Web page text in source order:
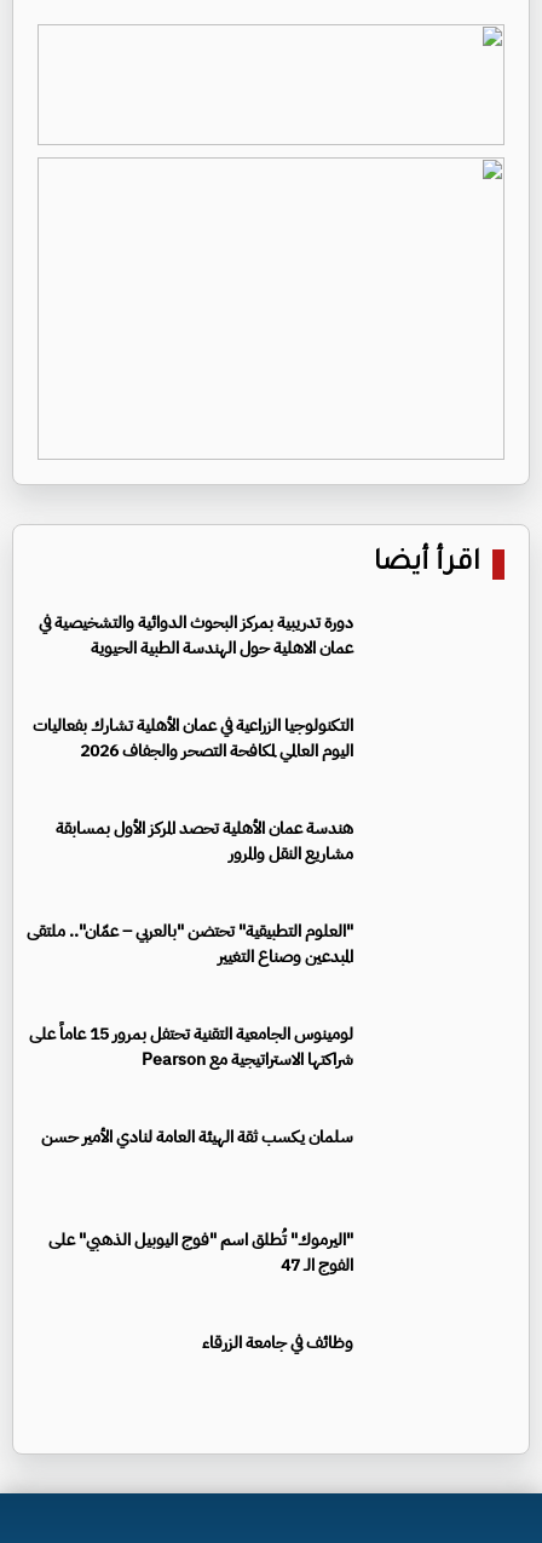
اقرأ أيضا
دورة تدريبية بمركز البحوث الدوائية والتشخيصية في
عمان الاهلية حول الهندسة الطبية الحيوية
التكنولوجيا الزراعية في عمان الأهلية تشارك بفعاليات
اليوم العالمي لمكافحة التصحر والجفاف 2026
هندسة عمان الأهلية تحصد المركز الأول بمسابقة
مشاريع النقل والمرور
"العلوم التطبيقية" تحتضن "بالعربي – عمّان".. ملتقى
المبدعين وصناع التغيير
لومينوس الجامعية التقنية تحتفل بمرور 15 عاماً على
شراكتها الاستراتيجية مع Pearson
سلمان يكسب ثقة الهيئة العامة لنادي الأمير حسن
"اليرموك" تُطلق اسم "فوج اليوبيل الذهبي" على
الفوج الـ 47
وظائف في جامعة الزرقاء